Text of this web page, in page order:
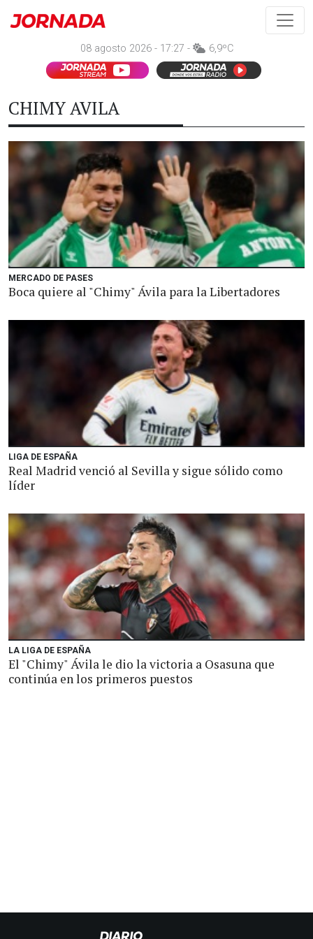
08 agosto 2026 - 17:27 - 6,9ºC
CHIMY AVILA
MERCADO DE PASES
Boca quiere al "Chimy" Ávila para la Libertadores
LIGA DE ESPAÑA
Real Madrid venció al Sevilla y sigue sólido como
líder
LA LIGA DE ESPAÑA
El "Chimy" Ávila le dio la victoria a Osasuna que
continúa en los primeros puestos